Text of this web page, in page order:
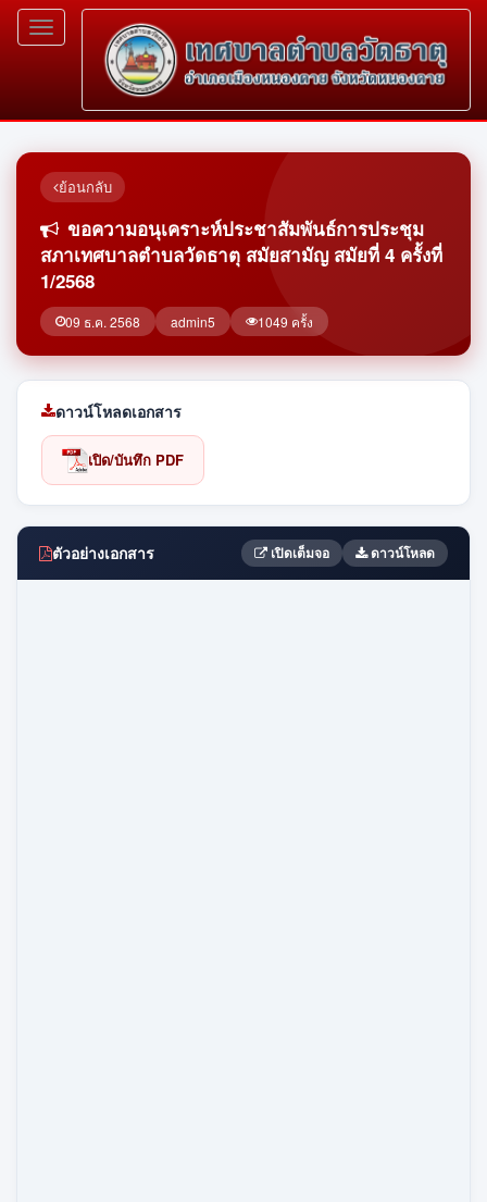
Toggle
navigation
ย้อนกลับ
ขอความอนุเคราะห์ประชาสัมพันธ์การประชุม
สภาเทศบาลตำบลวัดธาตุ สมัยสามัญ สมัยที่ 4 ครั้งที่
1/2568
09 ธ.ค. 2568 admin5 1049 ครั้ง
ดาวน์โหลดเอกสาร
เปิด/บันทึก PDF
ตัวอย่างเอกสาร เปิดเต็มจอ ดาวน์โหลด